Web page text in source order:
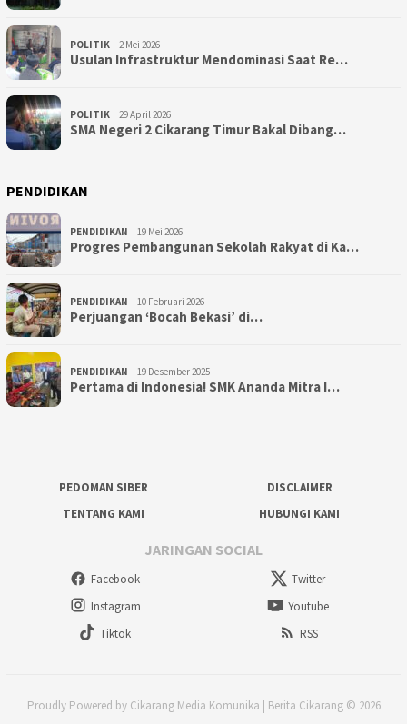
POLITIK 2 Mei 2026
Usulan Infrastruktur Mendominasi Saat Re…
POLITIK 29 April 2026
SMA Negeri 2 Cikarang Timur Bakal Dibang…
PENDIDIKAN
PENDIDIKAN 19 Mei 2026
Progres Pembangunan Sekolah Rakyat di Ka…
PENDIDIKAN 10 Februari 2026
Perjuangan ‘Bocah Bekasi’ di…
PENDIDIKAN 19 Desember 2025
Pertama di Indonesia! SMK Ananda Mitra I…
PEDOMAN SIBER
DISCLAIMER
TENTANG KAMI
HUBUNGI KAMI
JARINGAN SOCIAL
Facebook
Twitter
Instagram
Youtube
Tiktok
RSS
Proudly Powered by Cikarang Media Komunika | Berita Cikarang © 2026